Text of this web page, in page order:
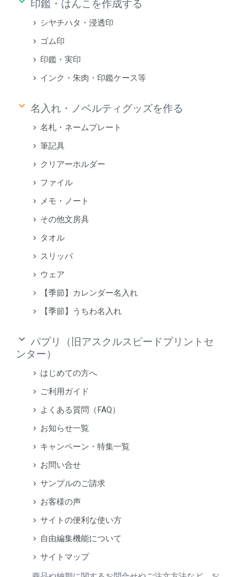
印鑑・はんこを作成する
シヤチハタ・浸透印
ゴム印
印鑑・実印
インク・朱肉・印鑑ケース等
keyboard_arrow_down 名入れ・ノベルティグッズを作る
名札・ネームプレート
筆記具
クリアーホルダー
ファイル
メモ・ノート
その他文房具
タオル
スリッパ
ウェア
【季節】カレンダー名入れ
【季節】うちわ名入れ
keyboard_arrow_down パプリ（旧アスクルスピードプリントセ
ンター）
はじめての方へ
ご利用ガイド
よくある質問（FAQ）
お知らせ一覧
キャンペーン・特集一覧
お問い合せ
サンプルのご請求
お客様の声
サイトの便利な使い方
自由編集機能について
サイトマップ